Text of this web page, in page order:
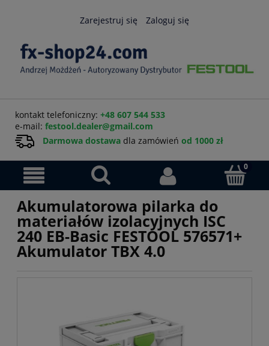
Zarejestruj się Zaloguj się
kontakt telefoniczny: +48 607 544 533
e-mail: festool.dealer@gmail.com
Darmowa dostawa dla zamówień od 1000 zł
Akumulatorowa pilarka do
materiałów izolacyjnych ISC
240 EB-Basic FESTOOL 576571+
Akumulator TBX 4.0